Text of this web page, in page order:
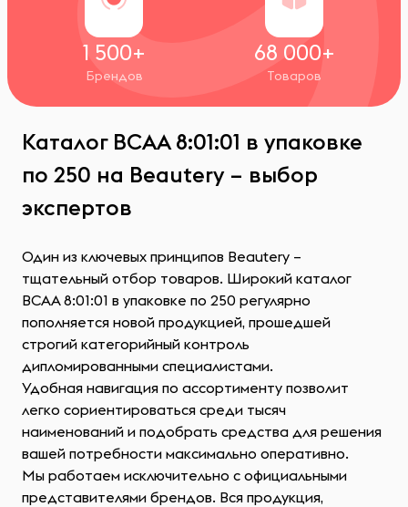
1 500+
Брендов
68 000+
Товаров
Каталог ВСАА 8:01:01 в упаковке
по 250 на Beautery – выбор
экспертов
Один из ключевых принципов Beautery –
тщательный отбор товаров. Широкий каталог
ВСАА 8:01:01 в упаковке по 250 регулярно
пополняется новой продукцией, прошедшей
строгий категорийный контроль
дипломированными специалистами.
Удобная навигация по ассортименту позволит
легко сориентироваться среди тысяч
наименований и подобрать средства для решения
вашей потребности максимально оперативно.
Мы работаем исключительно с официальными
представителями брендов. Вся продукция,